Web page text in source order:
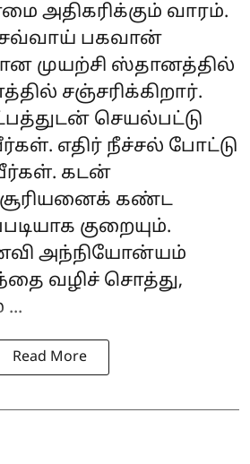
அதிகரிக்கும் வாரம்.
செவ்வாய் பகவான்
முயற்சி ஸ்தானத்தில்
சஞ்சரிக்கிறார்.
செயல்பட்டு
எதிர் நீச்சல் போட்டு
கடன்
சூரியனைக் கண்ட
குறையும்.
அந்நியோன்யம்
வழிச் சொத்து,
Read More